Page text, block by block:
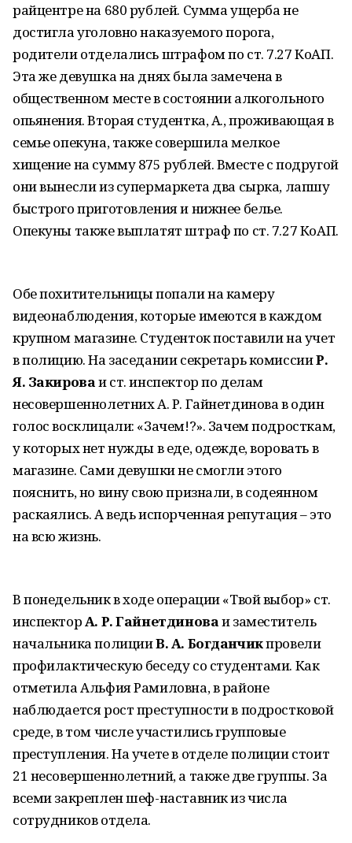
райцентре на 680 рублей. Сумма ущерба не
достигла уголовно наказуемого порога,
родители отделались штрафом по ст. 7.27 КоАП.
Эта же девушка на днях была замечена в
общественном месте в состоянии алкогольного
опьянения. Вторая студентка, А., проживающая в
семье опекуна, также совершила мелкое
хищение на сумму 875 рублей. Вместе с подругой
они вынесли из супермаркета два сырка, лапшу
быстрого приготовления и нижнее белье.
Опекуны также выплатят штраф по ст. 7.27 КоАП.
Обе похитительницы попали на камеру
видеонаблюдения, которые имеются в каждом
крупном магазине. Студенток поставили на учет
в полицию. На заседании секретарь комиссииР.
Я. Закироваи ст. инспектор по делам
несовершеннолетних А. Р. Гайнетдинова в один
голос восклицали: «Зачем!?». Зачем подросткам,
у которых нет нужды в еде, одежде, воровать в
магазине. Сами девушки не смогли этого
пояснить, но вину свою признали, в содеянном
раскаялись. А ведь испорченная репутация – это
на всю жизнь.
В понедельник в ходе операции «Твой выбор» ст.
инспекторА. Р. Гайнетдиноваи заместитель
начальника полицииВ. А. Богданчикпровели
профилактическую беседу со студентами. Как
отметила Альфия Рамиловна, в районе
наблюдается рост преступности в подростковой
среде, в том числе участились групповые
преступления. На учете в отделе полиции стоит
21 несовершеннолетний, а также две группы. За
всеми закреплен шеф-наставник из числа
сотрудников отдела.